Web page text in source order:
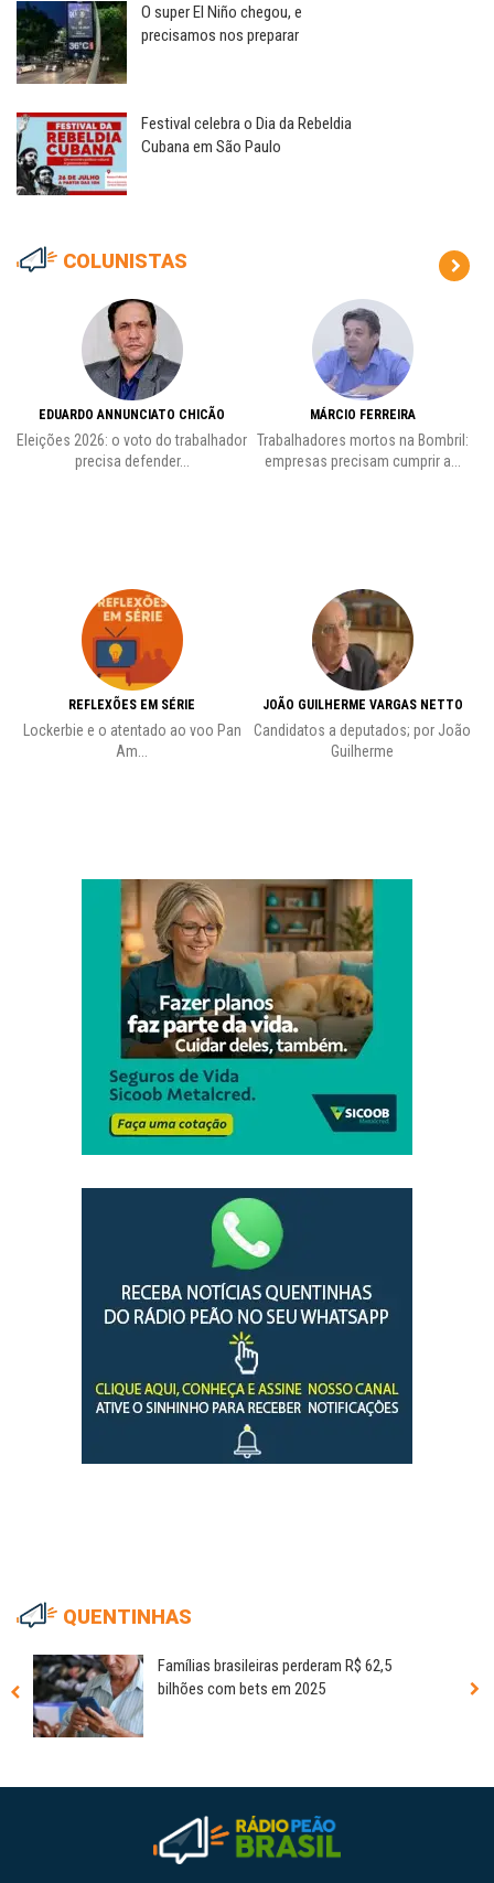
O super El Niño chegou, e
precisamos nos preparar
Festival celebra o Dia da Rebeldia
Cubana em São Paulo
COLUNISTAS
EDUARDO ANNUNCIATO CHICÃO
Eleições 2026: o voto do trabalhador
precisa defender...
REFLEXÕES EM SÉRIE
Lockerbie e o atentado ao voo Pan
Am...
MÁRCIO FERREIRA
Trabalhadores mortos na Bombril:
empresas precisam cumprir a...
JOÃO GUILHERME VARGAS NETTO
Candidatos a deputados; por João
Guilherme
QUENTINHAS
Famílias brasileiras perderam R$ 62,5
bilhões com bets em 2025